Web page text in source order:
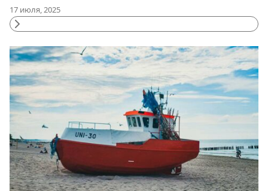
17 июля, 2025
Continue